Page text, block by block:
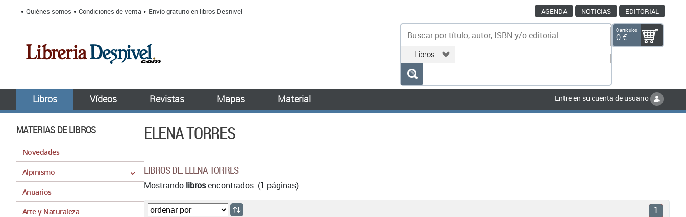
Quiénes somos Condiciones de venta Envío gratuito en libros Desnivel AGENDA NOTICIAS EDITORIAL
0 artículos
0 €
Libros Vídeos Revistas Mapas Material Entre en su cuenta de usuario
MATERIAS DE LIBROS
Novedades
Alpinismo
Anuarios
Arte y Naturaleza
ELENA TORRES
LIBROS DE: ELENA TORRES
Mostrando librosencontrados. (1 páginas).
1